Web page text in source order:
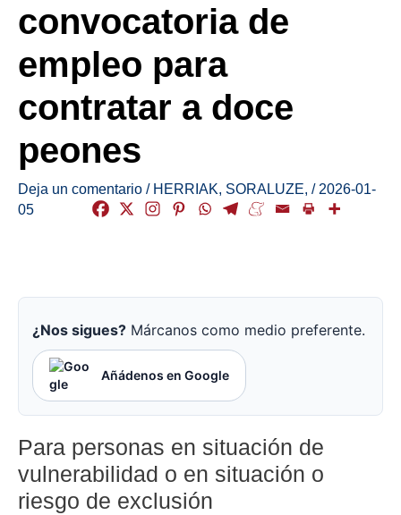
convocatoria de
empleo para
contratar a doce
peones
Deja un comentario / HERRIAK, SORALUZE, / 2026-01-
05
¿Nos sigues? Márcanos como medio preferente.
Añádenos en Google
Para personas en situación de
vulnerabilidad o en situación o
riesgo de exclusión